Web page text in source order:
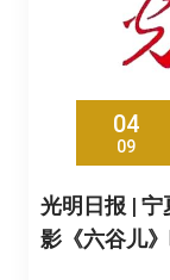
04
09
光明日报 |
影《六谷儿